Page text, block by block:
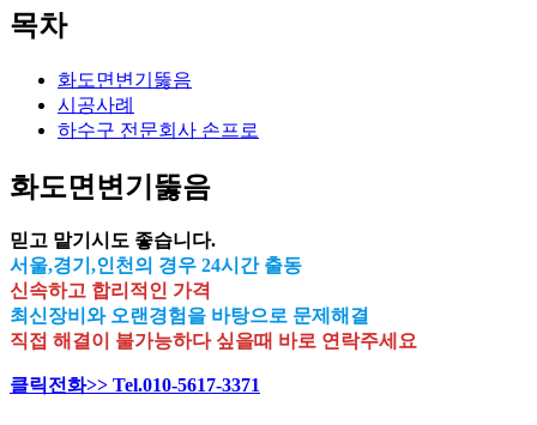
목차
화도면변기뚫음
시공사례
하수구 전문회사 손프로
화도면변기뚫음
믿고 맡기시도 좋습니다.
서울,경기,인천의 경우 24시간 출동
신속하고 합리적인 가격
최신장비와 오랜경험을 바탕으로 문제해결
직접 해결이 불가능하다 싶을때 바로 연락주세요
클릭전화>> Tel.010-5617-3371